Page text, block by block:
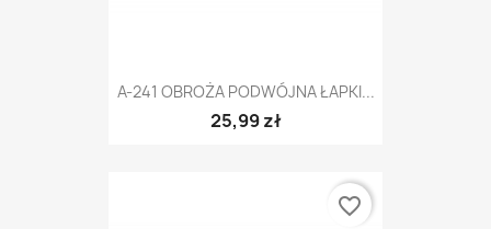
A-241 OBROŻA PODWÓJNA ŁAPKI...
25,99 zł
favorite_border